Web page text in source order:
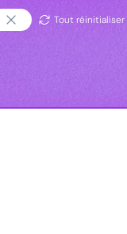
Tout réinitialiser